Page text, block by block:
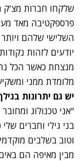
פרספקטיבה מאד
יודעים לזהות
מנצחת כאשר הכל
מלומדת ממני
יש גם יתרונות
"אני טכנולוג
בני גילי וחברים
וטוב בשלבים
מבין מאיפה הם